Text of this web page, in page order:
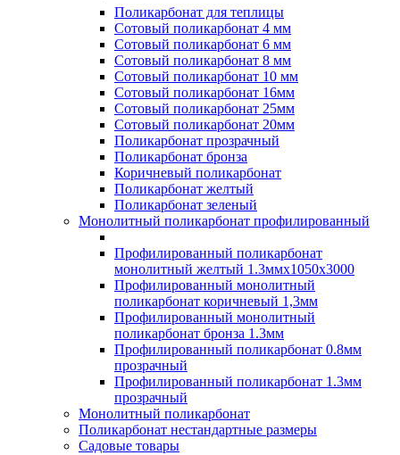
Поликарбонат для теплицы
Сотовый поликарбонат 4 мм
Сотовый поликарбонат 6 мм
Сотовый поликарбонат 8 мм
Сотовый поликарбонат 10 мм
Сотовый поликарбонат 16мм
Сотовый поликарбонат 25мм
Сотовый поликарбонат 20мм
Поликарбонат прозрачный
Поликарбонат бронза
Коричневый поликарбонат
Поликарбонат желтый
Поликарбонат зеленый
Монолитный поликарбонат профилированный
Профилированный поликарбонат
монолитный желтый 1.3ммх1050х3000
Профилированный монолитный
поликарбонат коричневый 1,3мм
Профилированный монолитный
поликарбонат бронза 1.3мм
Профилированный поликарбонат 0.8мм
прозрачный
Профилированный поликарбонат 1.3мм
прозрачный
Монолитный поликарбонат
Поликарбонат нестандартные размеры
Садовые товары